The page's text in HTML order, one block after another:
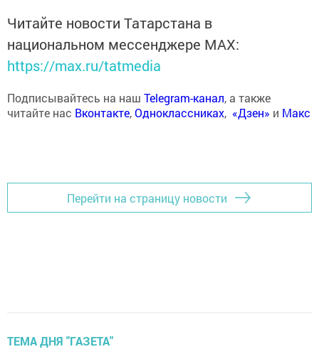
Читайте новости Татарстана в
национальном мессенджере MАХ:
https://max.ru/tatmedia
Подписывайтесь на наш Telegram-канал, а также
читайте нас Вконтакте,Одноклассниках, «Дзен» и Макс
Перейти на страницу новости
ТЕМА ДНЯ "ГАЗЕТА"